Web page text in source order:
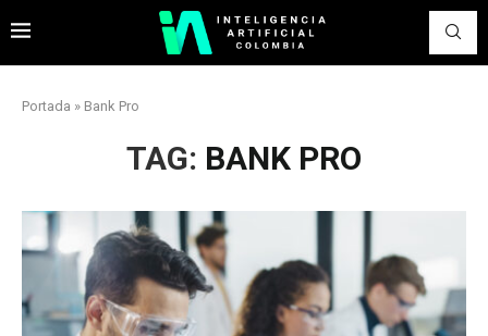
Portada » Bank Pro
TAG: BANK PRO